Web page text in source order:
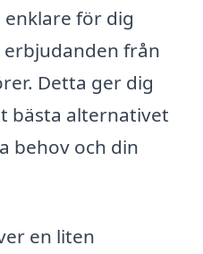
för dig
från
Detta ger dig
bästa alternativet
behov och din
en liten